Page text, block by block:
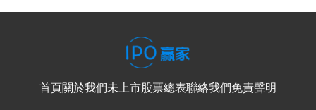
首頁關於我們未上市股票總表聯絡我們免責聲明